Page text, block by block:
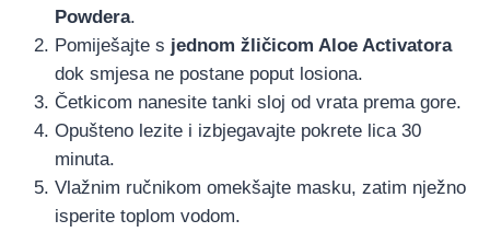
Powdera.
Pomiješajte s jednom žličicom Aloe Activatora
dok smjesa ne postane poput losiona.
Četkicom nanesite tanki sloj od vrata prema gore.
Opušteno lezite i izbjegavajte pokrete lica 30
minuta.
Vlažnim ručnikom omekšajte masku, zatim nježno
isperite toplom vodom.